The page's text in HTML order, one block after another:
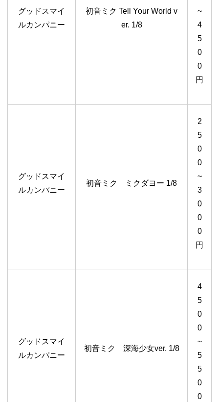
グッドスマイ
ルカンパニー
初音ミク Tell Your World v
er. 1/8
~
4
5
0
0
円
グッドスマイ
ルカンパニー
初音ミク ミクダヨー 1/8
2
5
0
0
~
3
0
0
0
円
グッドスマイ
ルカンパニー
初音ミク 深海少女ver. 1/8
4
5
0
0
~
5
5
0
0